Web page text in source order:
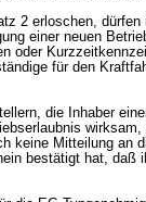
2 erloschen,
einer neuen
oder
für den
die Inhaber
keine Mitteilung an
bestätigt hat, daß